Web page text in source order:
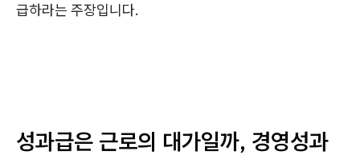
급하라는 주장입니다.
성과급은 근로의 대가일까, 경영성과